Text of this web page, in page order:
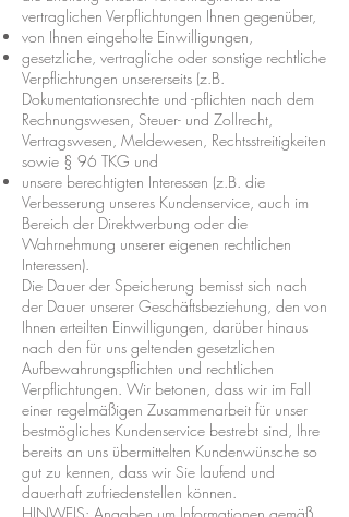
vertraglichen Verpflichtungen Ihnen gegenüber,
von Ihnen eingeholte Einwilligungen,
gesetzliche, vertragliche oder sonstige rechtliche
Verpflichtungen unsererseits (z.B.
Dokumentationsrechte und -pflichten nach dem
Rechnungswesen, Steuer- und Zollrecht,
Vertragswesen, Meldewesen, Rechtsstreitigkeiten
sowie § 96 TKG und
unsere berechtigten Interessen (z.B. die
Verbesserung unseres Kundenservice, auch im
Bereich der Direktwerbung oder die
Wahrnehmung unserer eigenen rechtlichen
Interessen).
Die Dauer der Speicherung bemisst sich nach
der Dauer unserer Geschäftsbeziehung, den von
Ihnen erteilten Einwilligungen, darüber hinaus
nach den für uns geltenden gesetzlichen
Aufbewahrungspflichten und rechtlichen
Verpflichtungen. Wir betonen, dass wir im Fall
einer regelmäßigen Zusammenarbeit für unser
bestmögliches Kundenservice bestrebt sind, Ihre
bereits an uns übermittelten Kundenwünsche so
gut zu kennen, dass wir Sie laufend und
dauerhaft zufriedenstellen können.